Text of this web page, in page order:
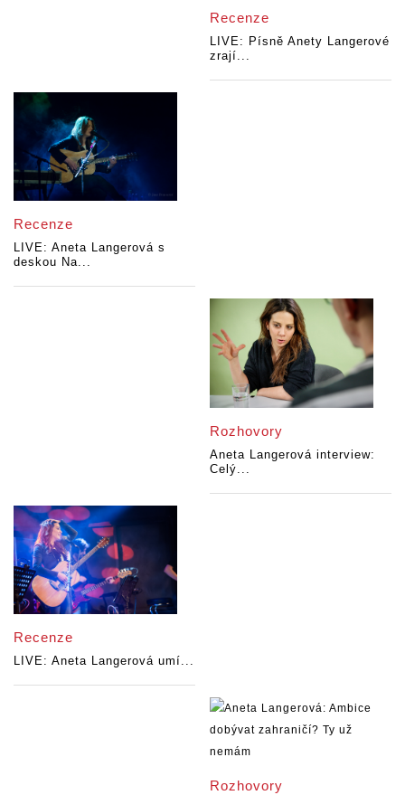
Recenze
LIVE: Písně Anety Langerové
zrají...
Recenze
LIVE: Aneta Langerová s
deskou Na...
Rozhovory
Aneta Langerová interview:
Celý...
Recenze
LIVE: Aneta Langerová umí...
Rozhovory